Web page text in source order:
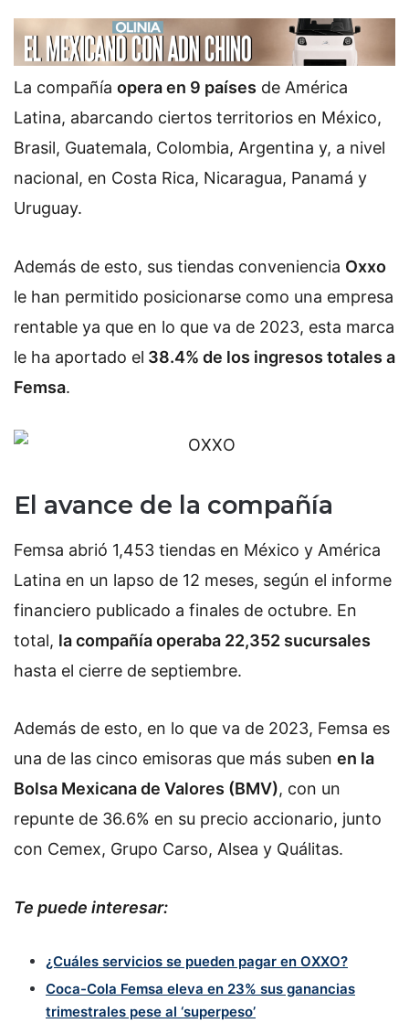
La compañía opera en 9 países de América
Latina, abarcando ciertos territorios en México,
Brasil, Guatemala, Colombia, Argentina y, a nivel
nacional, en Costa Rica, Nicaragua, Panamá y
Uruguay.
Además de esto, sus tiendas conveniencia Oxxo
le han permitido posicionarse como una empresa
rentable ya que en lo que va de 2023, esta marca
le ha aportado el 38.4% de los ingresos totales a
Femsa.
El avance de la compañía
Femsa abrió 1,453 tiendas en México y América
Latina en un lapso de 12 meses, según el informe
financiero publicado a finales de octubre. En
total, la compañía operaba 22,352 sucursales
hasta el cierre de septiembre.
Además de esto, en lo que va de 2023, Femsa es
una de las cinco emisoras que más suben en la
Bolsa Mexicana de Valores (BMV), con un
repunte de 36.6% en su precio accionario, junto
con Cemex, Grupo Carso, Alsea y Quálitas.
Te puede interesar:
¿Cuáles servicios se pueden pagar en OXXO?
Coca-Cola Femsa eleva en 23% sus ganancias
trimestrales pese al ‘superpeso’